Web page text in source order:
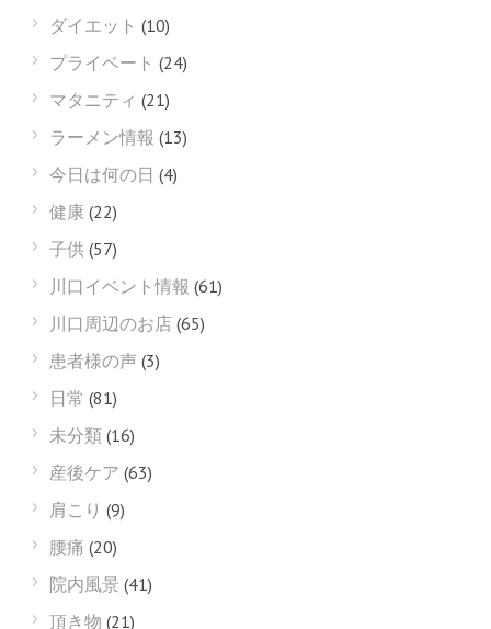
ダイエット (10)
プライベート (24)
マタニティ (21)
ラーメン情報 (13)
今日は何の日 (4)
健康 (22)
子供 (57)
川口イベント情報 (61)
川口周辺のお店 (65)
患者様の声 (3)
日常 (81)
未分類 (16)
産後ケア (63)
肩こり (9)
腰痛 (20)
院内風景 (41)
頂き物 (21)